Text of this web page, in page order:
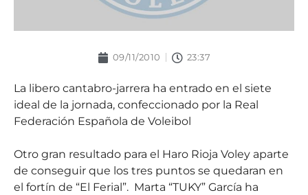
09/11/2010 23:37
La libero cantabro-jarrera ha entrado en el siete
ideal de la jornada, confeccionado por la Real
Federación Española de Voleibol
Otro gran resultado para el Haro Rioja Voley aparte
de conseguir que los tres puntos se quedaran en
el fortín de “El Ferial”. Marta “TUKY” García ha